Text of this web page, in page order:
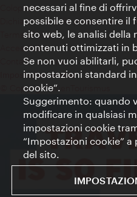
Colophon
Dichiarazione sulla protezione dei
Terms of Use
Accessibilità
Contatto stampa
Impostazioni cookie
© Copyright WienTourismus
necessari al fine di
possibile e consentire il
sito web, le analisi della
contenuti ottimizzati in
Se non vuoi abilitarli,
impostazioni standard
cookie”.
Suggerimento: quando
modificare in qualsiasi
impostazioni cookie
“Impostazioni cookie” a
del sito.